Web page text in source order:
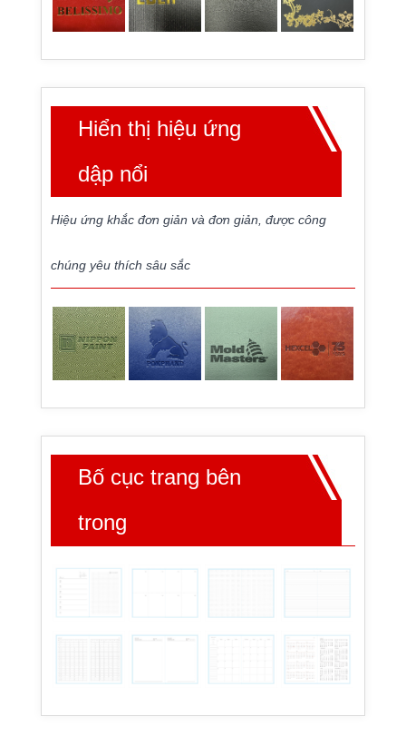
Hiển thị hiệu ứng
dập nổi
Hiệu ứng khắc đơn giản và đơn giản, được công
chúng yêu thích sâu sắc
Bố cục trang bên
trong